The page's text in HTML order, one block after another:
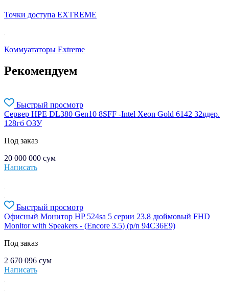
Точки доступа EXTREME
Коммуататоры Extreme
Рекомендуем
Быстрый просмотр
Сервер HPE DL380 Gen10 8SFF -Intel Xeon Gold 6142 32ядер.
128гб ОЗУ
Под заказ
20 000 000 сум
Написать
Быстрый просмотр
Офисный Монитор HP 524sa 5 серии 23.8 дюймовый FHD
Monitor with Speakers - (Encore 3.5) (p/n 94C36E9)
Под заказ
2 670 096 сум
Написать